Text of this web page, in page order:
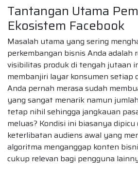
Tantangan Utama
Ekosistem Facebook
Masalah utama yang sering
perkembangan bisnis Anda
visibilitas produk di tengah jutaan
membanjiri layar konsumen setiap
Anda pernah merasa sudah
yang sangat menarik namun
tetap nihil sehingga jangkauan
meluas? Kondisi ini biasanya
keterlibatan audiens awal yang
algoritma menganggap konten
cukup relevan bagi pengguna